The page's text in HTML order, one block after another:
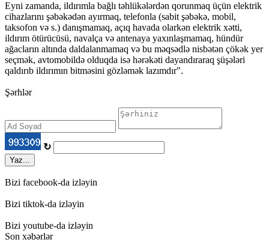
Eyni zamanda, ildırımla bağlı təhlükələrdən qorunmaq üçün elektrik
cihazlarını şəbəkədən ayırmaq, telefonla (sabit şəbəkə, mobil,
taksofon və s.) danışmamaq, açıq havada olarkən elektrik xətti,
ildırım ötürücüsü, navalça və antenaya yaxınlaşmamaq, hündür
ağacların altında daldalanmamaq və bu məqsədlə nisbətən çökək yer
seçmək, avtomobildə olduqda isə hərəkəti dayandıraraq şüşələri
qaldırıb ildırımın bitməsini gözləmək lazımdır".
Şərhlər
↻
Yaz...
Bizi facebook-da izləyin
Bizi tiktok-da izləyin
Bizi youtube-da izləyin
Son xəbərlər